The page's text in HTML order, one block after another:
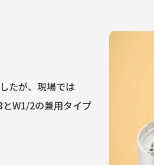
たが、現場では
W1/2の兼用タイプ